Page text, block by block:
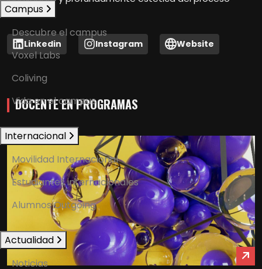
Campus
Descubre el campus
Voxel Labs
Coliving
Vida en el campus
Internacional
Movilidad Internacional
Estudiantes internacionales
Alumnos Outgoing
Actualidad
Noticias
creativo. "
Linkedin Instagram Website
DOCENTE EN PROGRAMAS